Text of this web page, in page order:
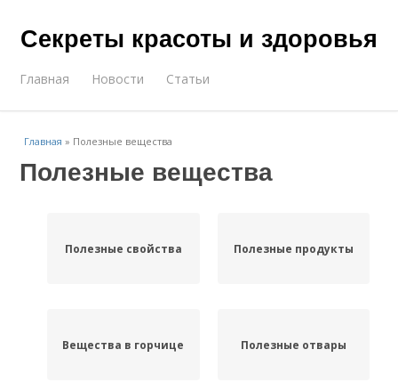
Секреты красоты и здоровья
Главная Новости Статьи
Главная » Полезные вещества
Полезные вещества
Полезные свойства Полезные продукты
Вещества в горчице Полезные отвары